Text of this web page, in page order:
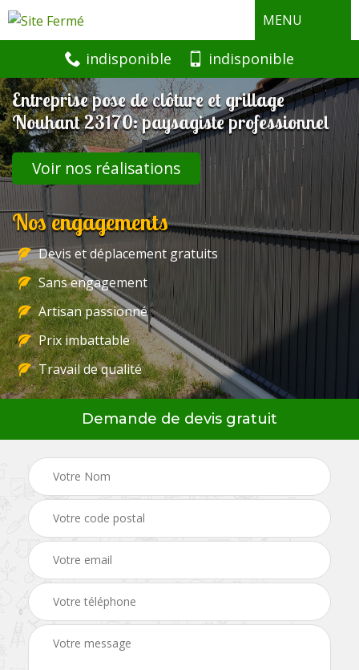
MENU
indisponible indisponible
Entreprise pose de clôture et grillage
Nouhant 23170: paysagiste professionnel
Voir nos réalisations
Nos engagements
Devis et déplacement gratuits
Sans engagement
Artisan passionné
Prix imbattable
Travail de qualité
Demande de devis gratuit